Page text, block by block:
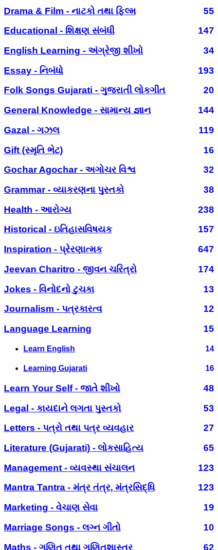
Drama & Film - નાટકો તથા ફિલ્મ
55
Educational - શિક્ષણ સંબંધી
147
English Learning - અંગ્રેજી શીખો
34
Essay - નિબંધો
193
Folk Songs Gujarati - ગુજરાતી લોકગીત
20
General Knowledge - સામાન્ય જ્ઞાન
144
Gazal - ગઝલ
119
Gift (સ્મૃતિ ભેટ)
16
Gochar Agochar - અગોચર વિશ્વ
32
Grammar - વ્યાકરણના પુસ્તકો
38
Health - આરોગ્ય
238
Historical - ઇતિહાસવિષયક
157
Inspiration - પ્રેરણાત્મક
647
Jeevan Charitro - જીવન ચરિત્રો
174
Jokes - વિનોદનો ટુચકા
13
Journalism - પત્રકારત્વ
12
Language Learning
15
Learn English 14
Learning Gujarati 16
Learn Your Self - જાતે શીખો
48
Legal - કાયદાને લગતા પુસ્તકો
53
Letters - પત્રો તથા પત્ર વ્યવહાર
27
Literature (Gujarati) - લોકસાહિત્ય
65
Management - વ્યવસ્થા સંચાલન
123
Mantra Tantra - મંત્ર તંત્ર, મંત્રસિદ્ધિ
123
Marketing - વેચાણ સેવા
19
Marriage Songs - લગ્ન ગીતો
10
Maths - ગણિત તથા ગણિતશાસ્ત્ર
62